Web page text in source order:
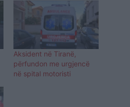
Aksident në Tiranë,
përfundon me urgjencë
në spital motoristi